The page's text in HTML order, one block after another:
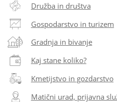
Družba in društva
Gospodarstvo in turizem
Gradnja in bivanje
Kaj stane koliko?
Kmetijstvo in gozdarstvo
Matični urad, prijavna